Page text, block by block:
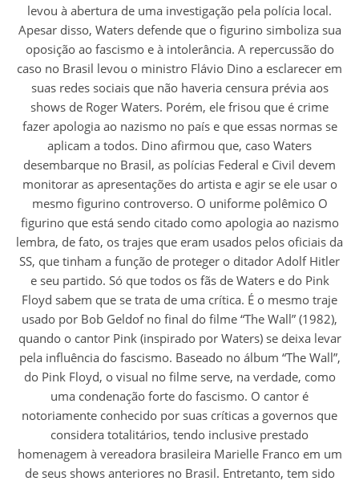
levou à abertura de uma investigação pela polícia local.
Apesar disso, Waters defende que o figurino simboliza sua
oposição ao fascismo e à intolerância. A repercussão do
caso no Brasil levou o ministro Flávio Dino a esclarecer em
suas redes sociais que não haveria censura prévia aos
shows de Roger Waters. Porém, ele frisou que é crime
fazer apologia ao nazismo no país e que essas normas se
aplicam a todos. Dino afirmou que, caso Waters
desembarque no Brasil, as polícias Federal e Civil devem
monitorar as apresentações do artista e agir se ele usar o
mesmo figurino controverso. O uniforme polêmico O
figurino que está sendo citado como apologia ao nazismo
lembra, de fato, os trajes que eram usados pelos oficiais da
SS, que tinham a função de proteger o ditador Adolf Hitler
e seu partido. Só que todos os fãs de Waters e do Pink
Floyd sabem que se trata de uma crítica. É o mesmo traje
usado por Bob Geldof no final do filme “The Wall” (1982),
quando o cantor Pink (inspirado por Waters) se deixa levar
pela influência do fascismo. Baseado no álbum “The Wall”,
do Pink Floyd, o visual no filme serve, na verdade, como
uma condenação forte do fascismo. O cantor é
notoriamente conhecido por suas críticas a governos que
considera totalitários, tendo inclusive prestado
homenagem à vereadora brasileira Marielle Franco em um
de seus shows anteriores no Brasil. Entretanto, tem sido